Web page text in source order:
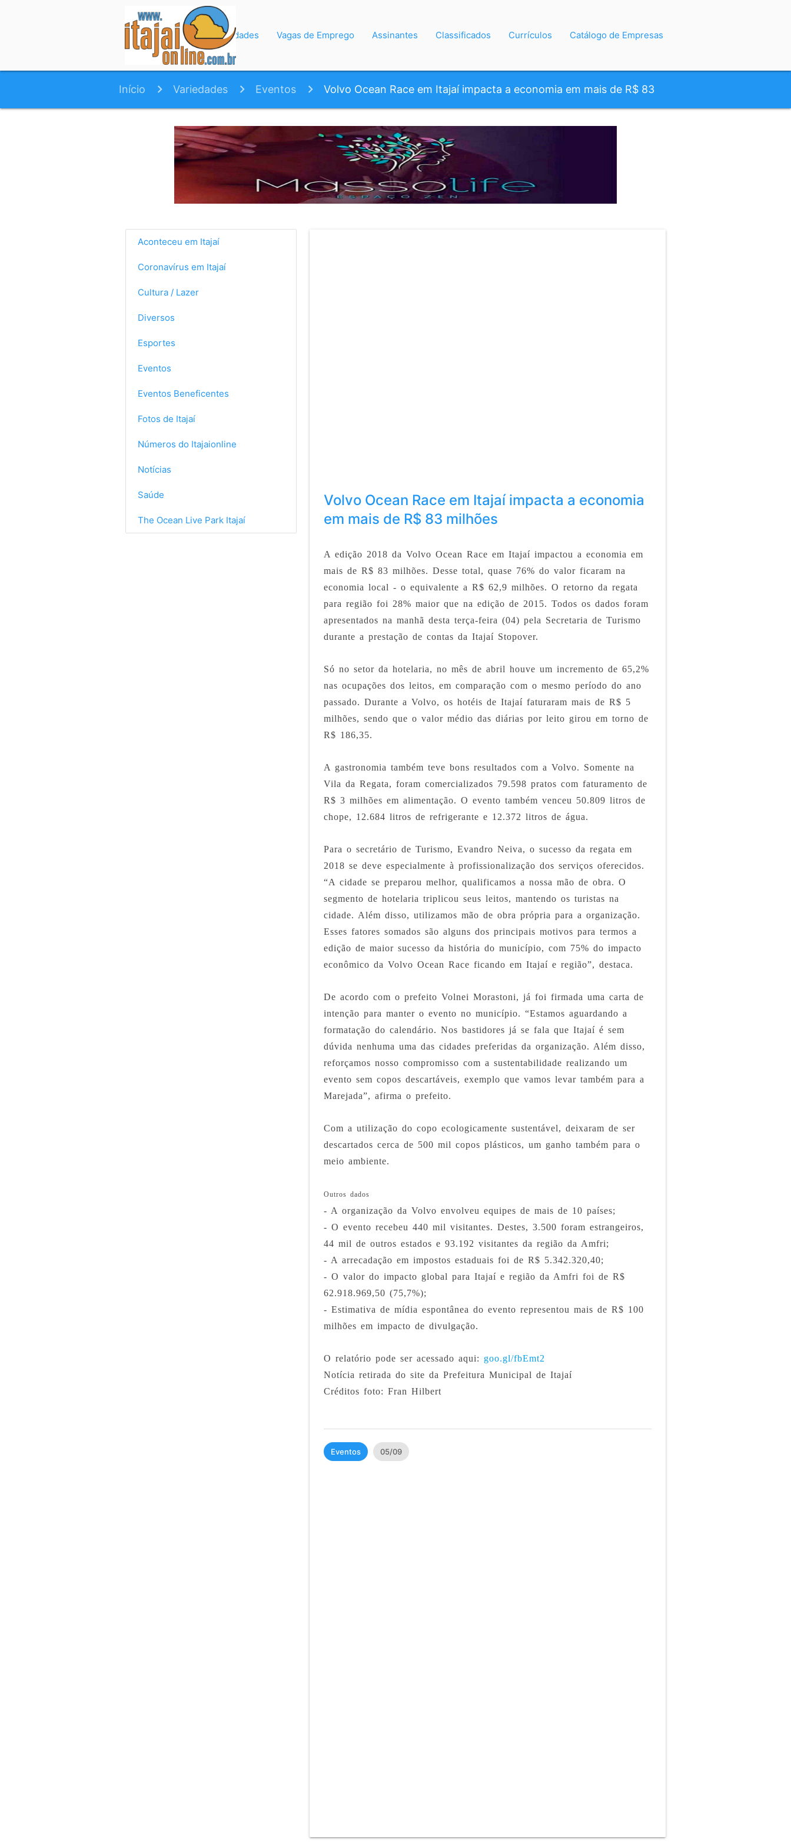
Início Variedades Vagas de Emprego Assinantes Classificados Currículos Catálogo de Empresas
Início Variedades Eventos Volvo Ocean Race em Itajaí impacta a economia em mais de R$ 83
Aconteceu em Itajaí
Coronavírus em Itajaí
Cultura / Lazer
Diversos
Esportes
Eventos
Eventos Beneficentes
Fotos de Itajaí
Números do Itajaionline
Notícias
Saúde
The Ocean Live Park Itajaí
Volvo Ocean Race em Itajaí impacta a economia
em mais de R$ 83 milhões
A edição 2018 da Volvo Ocean Race em Itajaí impactou a economia em
mais de R$ 83 milhões. Desse total, quase 76% do valor ficaram na
economia local - o equivalente a R$ 62,9 milhões. O retorno da regata
para região foi 28% maior que na edição de 2015. Todos os dados foram
apresentados na manhã desta terça-feira (04) pela Secretaria de Turismo
durante a prestação de contas da Itajaí Stopover.
Só no setor da hotelaria, no mês de abril houve um incremento de 65,2%
nas ocupações dos leitos, em comparação com o mesmo período do ano
passado. Durante a Volvo, os hotéis de Itajaí faturaram mais de R$ 5
milhões, sendo que o valor médio das diárias por leito girou em torno de
R$ 186,35.
A gastronomia também teve bons resultados com a Volvo. Somente na
Vila da Regata, foram comercializados 79.598 pratos com faturamento de
R$ 3 milhões em alimentação. O evento também venceu 50.809 litros de
chope, 12.684 litros de refrigerante e 12.372 litros de água.
Para o secretário de Turismo, Evandro Neiva, o sucesso da regata em
2018 se deve especialmente à profissionalização dos serviços oferecidos.
“A cidade se preparou melhor, qualificamos a nossa mão de obra. O
segmento de hotelaria triplicou seus leitos, mantendo os turistas na
cidade. Além disso, utilizamos mão de obra própria para a organização.
Esses fatores somados são alguns dos principais motivos para termos a
edição de maior sucesso da história do município, com 75% do impacto
econômico da Volvo Ocean Race ficando em Itajaí e região”, destaca.
De acordo com o prefeito Volnei Morastoni, já foi firmada uma carta de
intenção para manter o evento no município. “Estamos aguardando a
formatação do calendário. Nos bastidores já se fala que Itajaí é sem
dúvida nenhuma uma das cidades preferidas da organização. Além disso,
reforçamos nosso compromisso com a sustentabilidade realizando um
evento sem copos descartáveis, exemplo que vamos levar também para a
Marejada”, afirma o prefeito.
Com a utilização do copo ecologicamente sustentável, deixaram de ser
descartados cerca de 500 mil copos plásticos, um ganho também para o
meio ambiente.
Outros dados
- A organização da Volvo envolveu equipes de mais de 10 países;
- O evento recebeu 440 mil visitantes. Destes, 3.500 foram estrangeiros,
44 mil de outros estados e 93.192 visitantes da região da Amfri;
- A arrecadação em impostos estaduais foi de R$ 5.342.320,40;
- O valor do impacto global para Itajaí e região da Amfri foi de R$
62.918.969,50 (75,7%);
- Estimativa de mídia espontânea do evento representou mais de R$ 100
milhões em impacto de divulgação.
O relatório pode ser acessado aqui: goo.gl/fbEmt2
Notícia retirada do site da Prefeitura Municipal de Itajaí
Créditos foto: Fran Hilbert
Eventos 05/09